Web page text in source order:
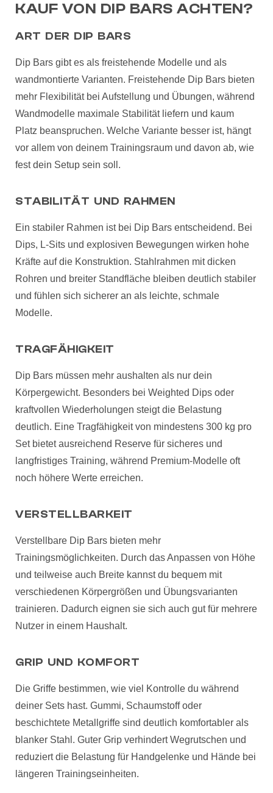
KAUF VON DIP BARS ACHTEN?
ART DER DIP BARS
Dip Bars gibt es als freistehende Modelle und als
wandmontierte Varianten. Freistehende Dip Bars bieten
mehr Flexibilität bei Aufstellung und Übungen, während
Wandmodelle maximale Stabilität liefern und kaum
Platz beanspruchen. Welche Variante besser ist, hängt
vor allem von deinem Trainingsraum und davon ab, wie
fest dein Setup sein soll.
STABILITÄT UND RAHMEN
Ein stabiler Rahmen ist bei Dip Bars entscheidend. Bei
Dips, L-Sits und explosiven Bewegungen wirken hohe
Kräfte auf die Konstruktion. Stahlrahmen mit dicken
Rohren und breiter Standfläche bleiben deutlich stabiler
und fühlen sich sicherer an als leichte, schmale
Modelle.
TRAGFÄHIGKEIT
Dip Bars müssen mehr aushalten als nur dein
Körpergewicht. Besonders bei Weighted Dips oder
kraftvollen Wiederholungen steigt die Belastung
deutlich. Eine Tragfähigkeit von mindestens 300 kg pro
Set bietet ausreichend Reserve für sicheres und
langfristiges Training, während Premium-Modelle oft
noch höhere Werte erreichen.
VERSTELLBARKEIT
Verstellbare Dip Bars bieten mehr
Trainingsmöglichkeiten. Durch das Anpassen von Höhe
und teilweise auch Breite kannst du bequem mit
verschiedenen Körpergrößen und Übungsvarianten
trainieren. Dadurch eignen sie sich auch gut für mehrere
Nutzer in einem Haushalt.
GRIP UND KOMFORT
Die Griffe bestimmen, wie viel Kontrolle du während
deiner Sets hast. Gummi, Schaumstoff oder
beschichtete Metallgriffe sind deutlich komfortabler als
blanker Stahl. Guter Grip verhindert Wegrutschen und
reduziert die Belastung für Handgelenke und Hände bei
längeren Trainingseinheiten.